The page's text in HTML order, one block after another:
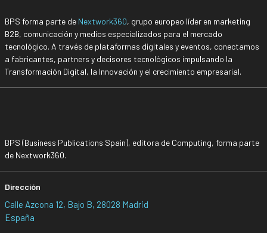
BPS forma parte de Nextwork360, grupo europeo líder en marketing
B2B, comunicación y medios especializados para el mercado
tecnológico. A través de plataformas digitales y eventos, conectamos
a fabricantes, partners y decisores tecnológicos impulsando la
Transformación Digital, la Innovación y el crecimiento empresarial.
BPS (Business Publications Spain), editora de Computing, forma parte
de Nextwork360.
Dirección
Calle Azcona 12, Bajo B, 28028 Madrid
España